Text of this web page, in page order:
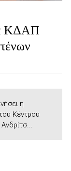
ΚΔΑΠ
η
Κέντρου